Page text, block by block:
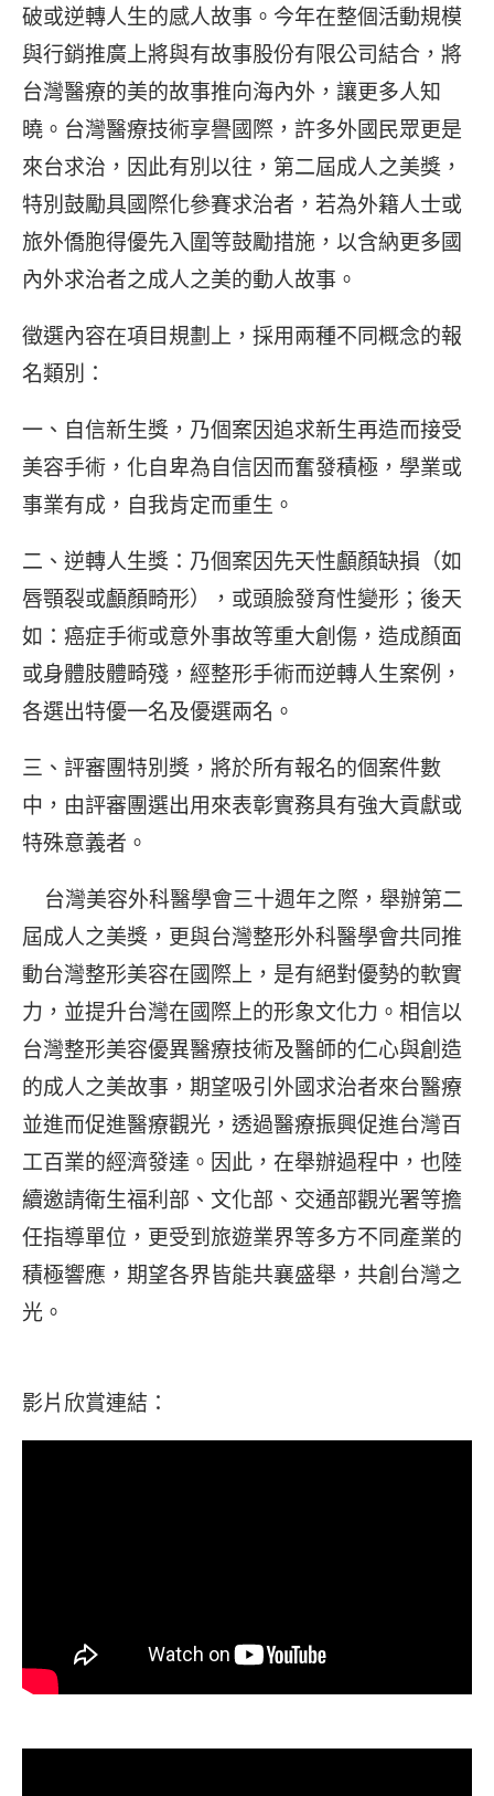
破或逆轉人生的感人故事。今年在整個活動規模
與行銷推廣上將與有故事股份有限公司結合，將
台灣醫療的美的故事推向海內外，讓更多人知
曉。台灣醫療技術享譽國際，許多外國民眾更是
來台求治，因此有別以往，第二屆成人之美獎，
特別鼓勵具國際化參賽求治者，若為外籍人士或
旅外僑胞得優先入圍等鼓勵措施，以含納更多國
內外求治者之成人之美的動人故事。
徵選內容在項目規劃上，採用兩種不同概念的報
名類別：
一、自信新生獎，乃個案因追求新生再造而接受
美容手術，化自卑為自信因而奮發積極，學業或
事業有成，自我肯定而重生。
二、逆轉人生獎：乃個案因先天性顱顏缺損（如
唇顎裂或顱顏畸形），或頭臉發育性變形；後天
如：癌症手術或意外事故等重大創傷，造成顏面
或身體肢體畸殘，經整形手術而逆轉人生案例，
各選出特優一名及優選兩名。
三、評審團特別獎，將於所有報名的個案件數
中，由評審團選出用來表彰實務具有強大貢獻或
特殊意義者。
台灣美容外科醫學會三十週年之際，舉辦第二
屆成人之美獎，更與台灣整形外科醫學會共同推
動台灣整形美容在國際上，是有絕對優勢的軟實
力，並提升台灣在國際上的形象文化力。相信以
台灣整形美容優異醫療技術及醫師的仁心與創造
的成人之美故事，期望吸引外國求治者來台醫療
並進而促進醫療觀光，透過醫療振興促進台灣百
工百業的經濟發達。因此，在舉辦過程中，也陸
續邀請衛生福利部、文化部、交通部觀光署等擔
任指導單位，更受到旅遊業界等多方不同產業的
積極響應，期望各界皆能共襄盛舉，共創台灣之
光。
影片欣賞連結：